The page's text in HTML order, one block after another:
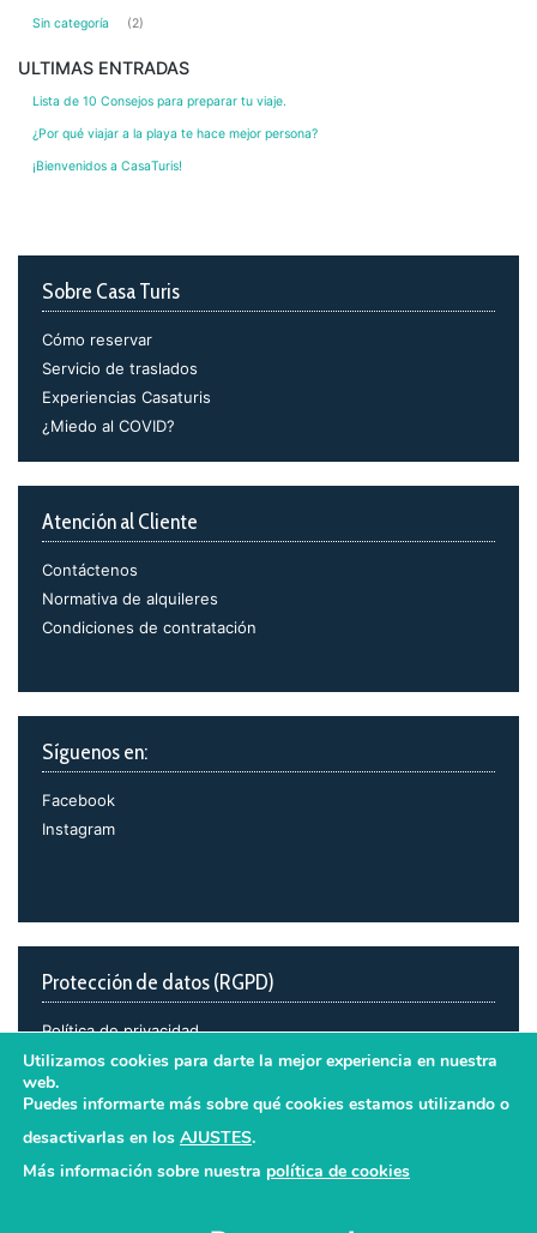
Sin categoría (2)
ULTIMAS ENTRADAS
Lista de 10 Consejos para preparar tu viaje.
¿Por qué viajar a la playa te hace mejor persona?
¡Bienvenidos a CasaTuris!
Sobre Casa Turis
Cómo reservar
Servicio de traslados
Experiencias Casaturis
¿Miedo al COVID?
Atención al Cliente
Contáctenos
Normativa de alquileres
Condiciones de contratación
Síguenos en:
Facebook
Instagram
Protección de datos (RGPD)
Política de privacidad
Política de cookies
Avisos legales
Utilizamos cookies para darte la mejor experiencia en nuestra
web.
Puedes informarte más sobre qué cookies estamos utilizando o
desactivarlas en los AJUSTES.
Más información sobre nuestra política de cookies